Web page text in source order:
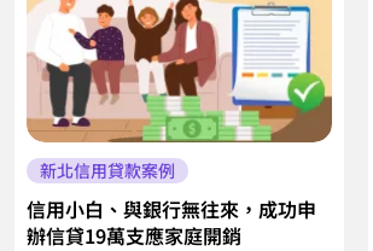
新北信用貸款案例
信用小白、與銀行無往來，成功申
辦信貸19萬支應家庭開銷